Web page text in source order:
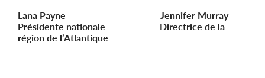
Lana Payne Jennifer Murray
Présidente nationale Directrice de la
région de l’Atlantique